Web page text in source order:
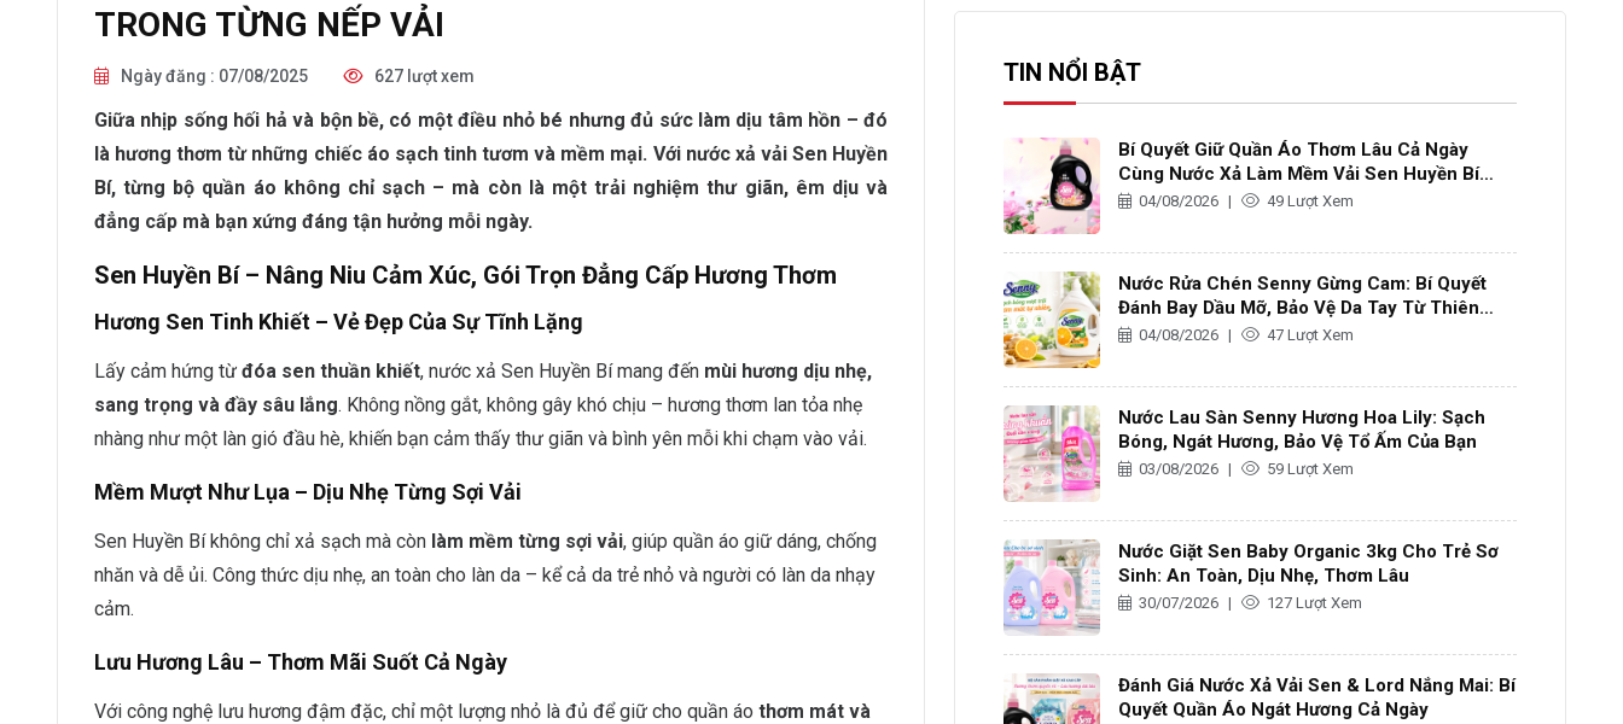
TRONG TỪNG NẾP VẢI
Ngày đăng : 07/08/2025 627 lượt xem
Giữa nhịp sống hối hả và bộn bề, có một điều nhỏ bé nhưng đủ sức làm dịu tâm hồn – đó
là hương thơm từ những chiếc áo sạch tinh tươm và mềm mại. Với nước xả vải Sen Huyền
Bí, từng bộ quần áo không chỉ sạch – mà còn là một trải nghiệm thư giãn, êm dịu và
đẳng cấp mà bạn xứng đáng tận hưởng mỗi ngày.
Sen Huyền Bí – Nâng Niu Cảm Xúc, Gói Trọn Đẳng Cấp Hương Thơm
Hương Sen Tinh Khiết – Vẻ Đẹp Của Sự Tĩnh Lặng
Lấy cảm hứng từ đóa sen thuần khiết, nước xả Sen Huyền Bí mang đến mùi hương dịu nhẹ,
sang trọng và đầy sâu lắng. Không nồng gắt, không gây khó chịu – hương thơm lan tỏa nhẹ
nhàng như một làn gió đầu hè, khiến bạn cảm thấy thư giãn và bình yên mỗi khi chạm vào vải.
Mềm Mượt Như Lụa – Dịu Nhẹ Từng Sợi Vải
Sen Huyền Bí không chỉ xả sạch mà còn làm mềm từng sợi vải, giúp quần áo giữ dáng, chống
nhăn và dễ ủi. Công thức dịu nhẹ, an toàn cho làn da – kể cả da trẻ nhỏ và người có làn da nhạy
cảm.
Lưu Hương Lâu – Thơm Mãi Suốt Cả Ngày
Với công nghệ lưu hương đậm đặc, chỉ một lượng nhỏ là đủ để giữ cho quần áo thơm mát và
TIN NỔI BẬT
Bí Quyết Giữ Quần Áo Thơm Lâu Cả Ngày
Cùng Nước Xả Làm Mềm Vải Sen Huyền Bí
Hương Nước Hoa
04/08/2026 | 49 Lượt Xem
Nước Rửa Chén Senny Gừng Cam: Bí Quyết
Đánh Bay Dầu Mỡ, Bảo Vệ Da Tay Từ Thiên
Nhiên
04/08/2026 | 47 Lượt Xem
Nước Lau Sàn Senny Hương Hoa Lily: Sạch
Bóng, Ngát Hương, Bảo Vệ Tổ Ấm Của Bạn
03/08/2026 | 59 Lượt Xem
Nước Giặt Sen Baby Organic 3kg Cho Trẻ Sơ
Sinh: An Toàn, Dịu Nhẹ, Thơm Lâu
30/07/2026 | 127 Lượt Xem
Đánh Giá Nước Xả Vải Sen & Lord Nắng Mai: Bí
Quyết Quần Áo Ngát Hương Cả Ngày